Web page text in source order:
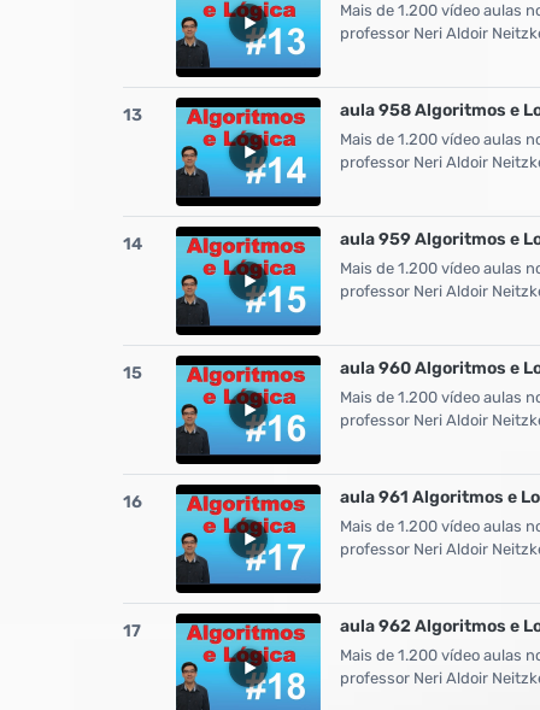
Mais de 1.200 vídeo aulas
professor Neri Aldoir
13 aula 958 Algoritmos e
Mais de 1.200 vídeo aulas
professor Neri Aldoir
14 aula 959 Algoritmos e
Mais de 1.200 vídeo aulas
professor Neri Aldoir
15 aula 960 Algoritmos e
Mais de 1.200 vídeo aulas
professor Neri Aldoir
16 aula 961 Algoritmos e
Mais de 1.200 vídeo aulas
professor Neri Aldoir
17 aula 962 Algoritmos e
Mais de 1.200 vídeo aulas
professor Neri Aldoir